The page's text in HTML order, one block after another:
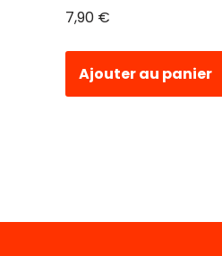
7,90 €
Ajouter au panier